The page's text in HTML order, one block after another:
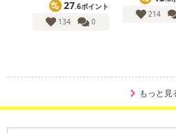
酸化防止剤(V.C)、ナイアシン、香辛
草)、着色料(赤102、黄5、酵素、醗酵
・お召し上がり方：解凍しそのまま
【賞味・消費期限のある商品について
27.6ポイント
134
0
214
もっと見